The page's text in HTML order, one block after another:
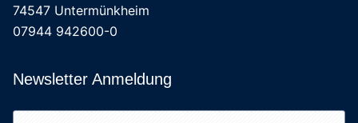
74547 Untermünkheim
07944 942600-0
Newsletter Anmeldung